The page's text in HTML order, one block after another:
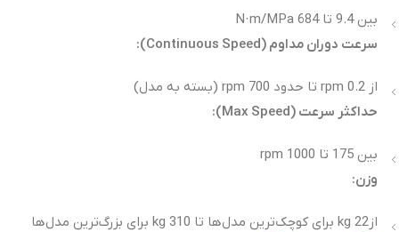
بین 9.4 تا 684 N·m/MPa
سرعت دوران مداوم (Continuous Speed):
از 0.2 rpm تا حدود 700 rpm (بسته به مدل)
حداکثر سرعت (Max Speed):
بین 175 تا 1000 rpm
وزن:
از22 kg برای کوچک‌ترین مدل‌ها تا 310 kg برای بزرگ‌ترین مدل‌ها